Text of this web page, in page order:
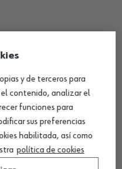
y de terceros para
contenido, analizar el
funciones para
sus preferencias
habilitada, así como
política de cookies